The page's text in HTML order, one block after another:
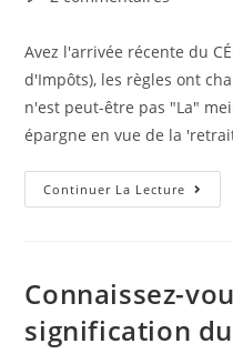
Avez l'arrivée récente du
d'Impôts), les règles ont
n'est peut-être pas "La"
épargne en vue de la
Continuer La Lecture Cette
Année,
Vous
Votre
Connaissez-
signification du